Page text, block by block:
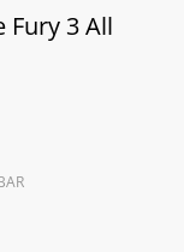
Fury 3 All